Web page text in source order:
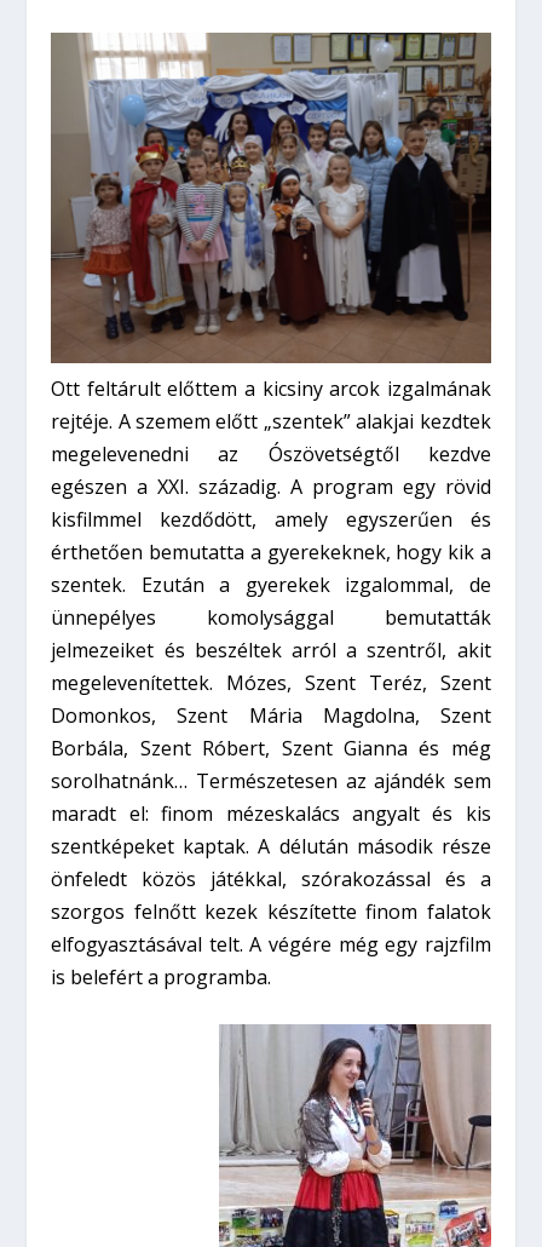
Ott feltárult előttem a kicsiny arcok izgalmának
rejtéje. A szemem előtt „szentek” alakjai kezdtek
megelevenedni az Ószövetségtől kezdve
egészen a XXI. századig. A program egy rövid
kisfilmmel kezdődött, amely egyszerűen és
érthetően bemutatta a gyerekeknek, hogy kik a
szentek. Ezután a gyerekek izgalommal, de
ünnepélyes komolysággal bemutatták
jelmezeiket és beszéltek arról a szentről, akit
megelevenítettek. Mózes, Szent Teréz, Szent
Domonkos, Szent Mária Magdolna, Szent
Borbála, Szent Róbert, Szent Gianna és még
sorolhatnánk… Természetesen az ajándék sem
maradt el: finom mézeskalács angyalt és kis
szentképeket kaptak. A délután második része
önfeledt közös játékkal, szórakozással és a
szorgos felnőtt kezek készítette finom falatok
elfogyasztásával telt. A végére még egy rajzfilm
is belefért a programba.